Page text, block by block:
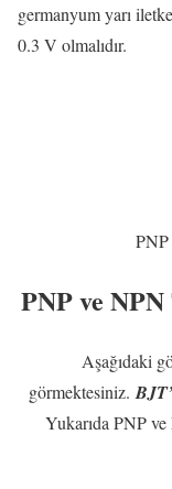
germanyum yarı
0.3 V olmalıdır.
PNP ve
Aşağıdaki
görmektesiniz.
Yukarıda PNP